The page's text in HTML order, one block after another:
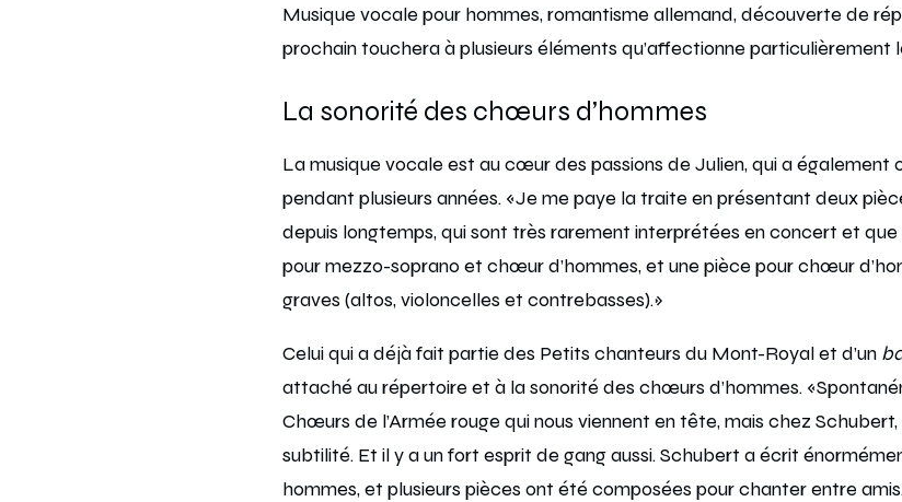
Musique vocale pour hommes, romantisme allemand, découverte de
prochain touchera à plusieurs éléments qu’affectionne particulièrement
La sonorité des chœurs d’hommes
La musique vocale est au cœur des passions de Julien, qui a
pendant plusieurs années. «Je me paye la traite en présentant deux
depuis longtemps, qui sont très rarement interprétées en concert et
pour mezzo-soprano et chœur d’hommes, et une pièce pour chœur
graves (altos, violoncelles et contrebasses).»
Celui qui a déjà fait partie des Petits chanteurs du Mont-Royal et d’un
attaché au répertoire et à la sonorité des chœurs d’hommes.
Chœurs de l’Armée rouge qui nous viennent en tête, mais chez
subtilité. Et il y a un fort esprit de gang aussi. Schubert a écrit
hommes, et plusieurs pièces ont été composées pour chanter entre